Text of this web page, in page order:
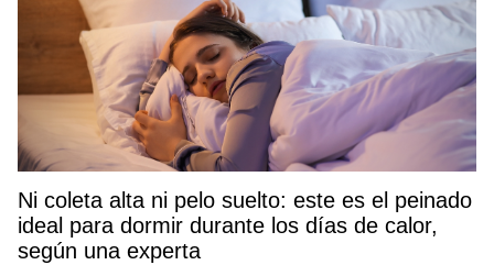
Ni coleta alta ni pelo suelto: este es el peinado
ideal para dormir durante los días de calor,
según una experta